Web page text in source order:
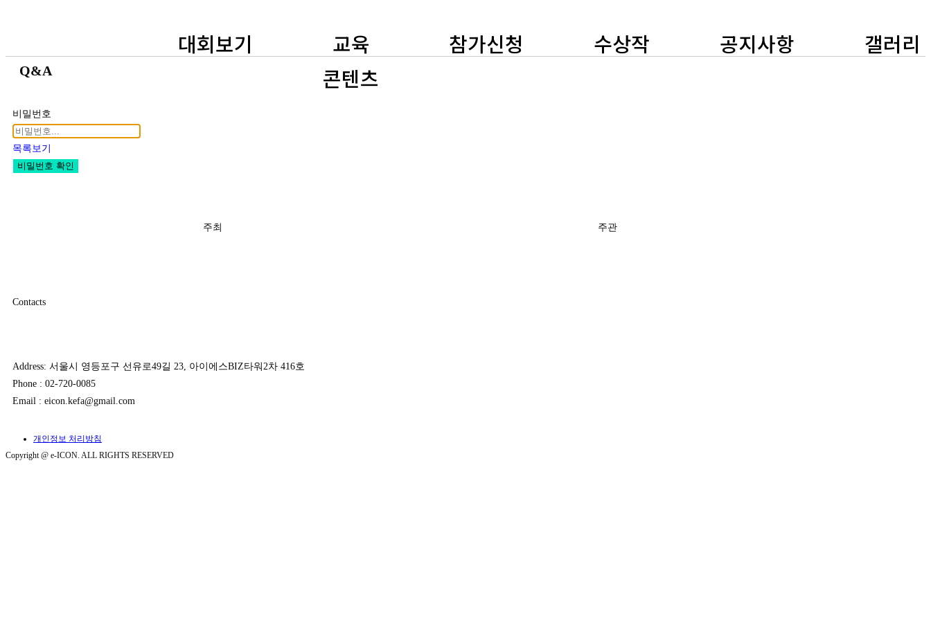
대회보기
교육
콘텐츠
참가신청 수상작 공지사항 갤러리
Q&A
비밀번호
목록보기
비밀번호 확인
주최 주관
Contacts
Address: 서울시 영등포구 선유로49길 23, 아이에스BIZ타워2차 416호
Phone : 02-720-0085
Email : eicon.kefa@gmail.com
개인정보 처리방침
Copyright @ e-ICON. ALL RIGHTS RESERVED